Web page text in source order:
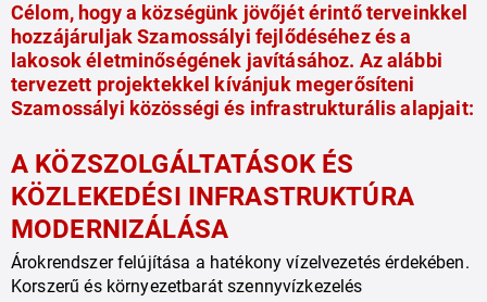
Célom, hogy a községünk jövőjét érintő terveinkkel
hozzájáruljak Szamossályi fejlődéséhez és a
lakosok életminőségének javításához. Az alábbi
tervezett projektekkel kívánjuk megerősíteni
Szamossályi közösségi és infrastrukturális alapjait:
A KÖZSZOLGÁLTATÁSOK ÉS
KÖZLEKEDÉSI INFRASTRUKTÚRA
MODERNIZÁLÁSA
Árokrendszer felújítása a hatékony vízelvezetés érdekében.
Korszerű és környezetbarát szennyvízkezelés